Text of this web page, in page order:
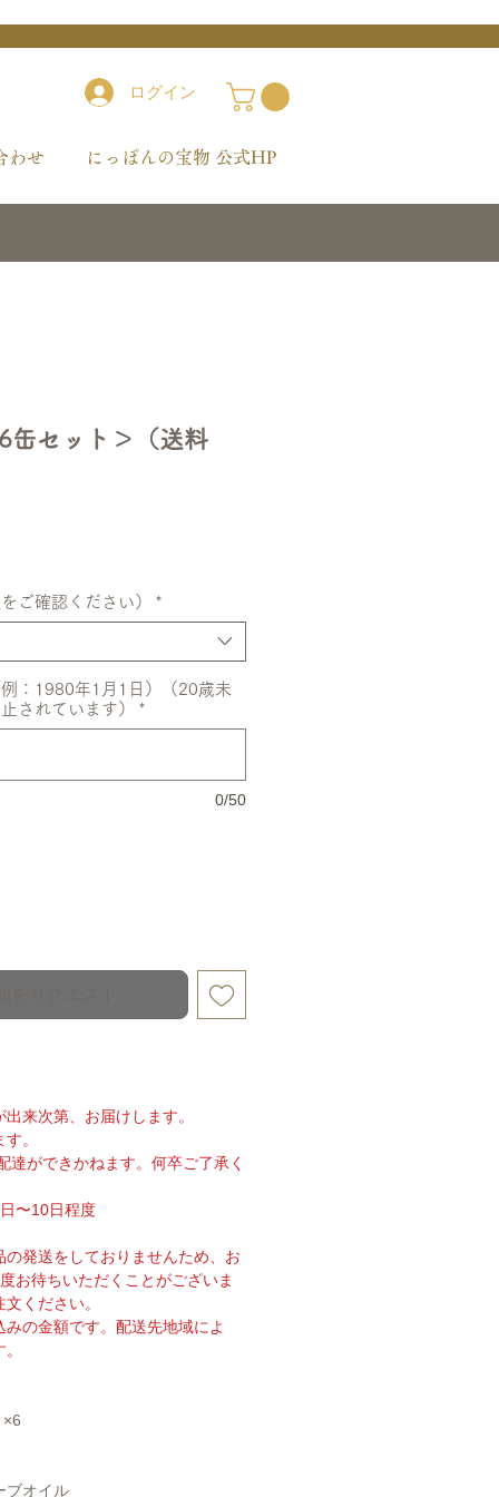
ログイン
わせ にっぽんの宝物 公式HP
缶セット＞（送料
ご確認ください） *
：1980年1月1日）（20歳未
されています）
*
0/50
来次第、お届けします。
。
達ができかねます。何卒ご了承く
〜10日程度
発送をしておりませんため、お
お待ちいただくことがございま
ください。
の金額です。配送先地域によ
ブオイル